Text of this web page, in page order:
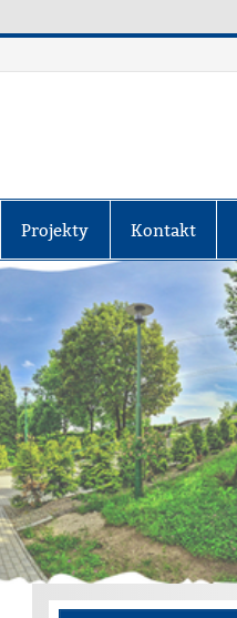
Projekty Kontakt